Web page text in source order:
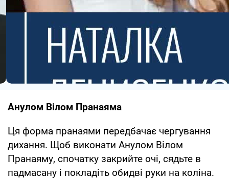
Анулом Вілом Пранаяма
Ця форма пранаями передбачає чергування
дихання. Щоб виконати Анулом Вілом
Пранаяму, спочатку закрийте очі, сядьте в
падмасану і покладіть обидві руки на коліна.